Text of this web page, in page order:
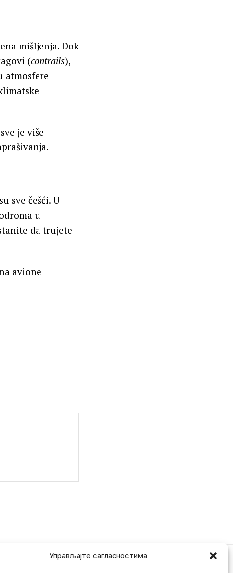
Управљајте сагласностима
mišljenja. Dok
(contrails),
atmosfere
je više
sve češći. U
u
da trujete
avione